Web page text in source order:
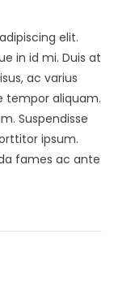
elit.
in id mi. Duis at
ac varius
tempor aliquam.
Suspendisse
ipsum.
fames ac ante